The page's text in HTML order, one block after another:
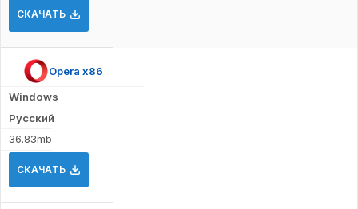
СКАЧАТЬ
Opera x86
Windows
Русский
36.83mb
СКАЧАТЬ